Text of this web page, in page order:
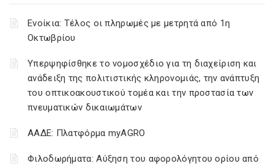
Ενοίκια: Τέλος οι πληρωμές με μετρητά από 1η
Οκτωβρίου
Υπερψηφίσθηκε το νομοσχέδιο για τη διαχείριση και
ανάδειξη της πολιτιστικής κληρονομιάς, την ανάπτυξη
του οπτικοακουστικού τομέα και την προστασία των
πνευματικών δικαιωμάτων
ΑΑΔΕ: Πλατφόρμα myAGRO
Φιλοδωρήματα: Αύξηση του αφορολόγητου ορίου από